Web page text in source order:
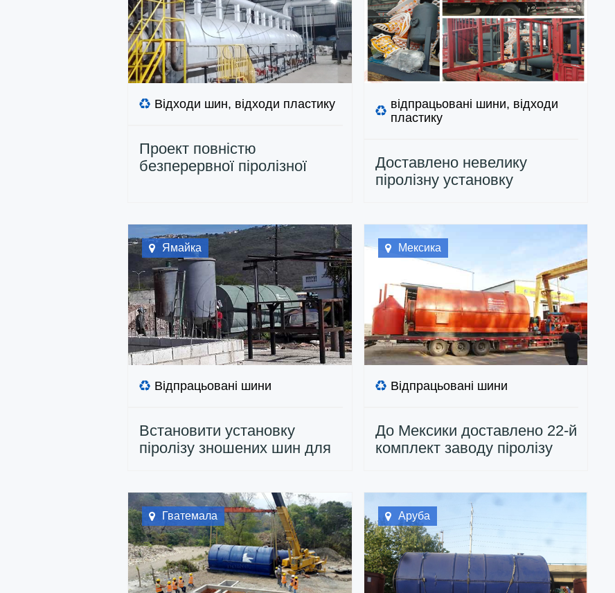
Відходи шин, відходи пластику
Проект повністю
безперервної піролізної
відпрацьовані шини, відходи
пластику
Доставлено невелику
піролізну установку
клієнтом.
Ямайка
Відпрацьовані шини
Встановити установку
піролізу зношених шин для
Мексика
Відпрацьовані шини
До Мексики доставлено 22-й
комплект заводу піролізу
Гватемала Аруба